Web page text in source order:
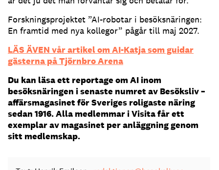
Forskningsprojektet ”AI-robotar i besöksnäringen:
En framtid med nya kollegor” pågår till maj 2027.
LÄS ÄVEN vår artikel om AI-Katja som guidar
gästerna på Tjörnbro Arena
Du kan läsa ett reportage om AI inom
besöksnäringen i senaste numret av Besöksliv –
affärsmagasinet för Sveriges roligaste näring
sedan 1916. Alla medlemmar i Visita får ett
exemplar av magasinet per anläggning genom
sitt medlemskap.